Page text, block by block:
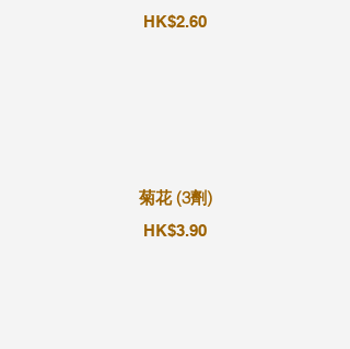
HK$2.60
菊花 (3劑)
HK$3.90